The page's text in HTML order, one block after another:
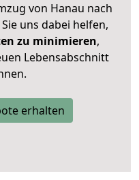
von Hanau nach
uns dabei helfen,
zu minimieren,
Lebensabschnitt
erhalten